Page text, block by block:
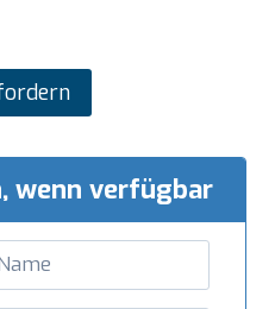
wenn verfügbar